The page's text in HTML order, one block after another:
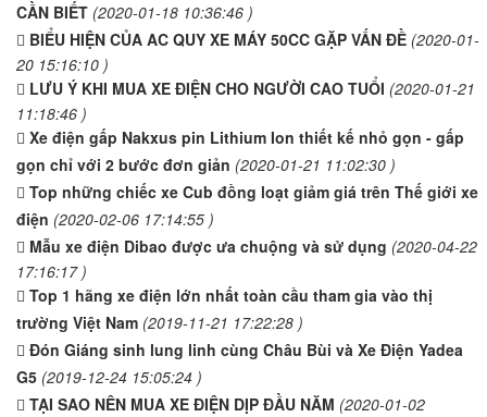
CẦN BIẾT (2020-01-18 10:36:46 )
BIỂU HIỆN CỦA AC QUY XE MÁY 50CC GẶP VẤN ĐỀ (2020-01-
20 15:16:10 )
LƯU Ý KHI MUA XE ĐIỆN CHO NGƯỜI CAO TUỔI (2020-01-21
11:18:46 )
Xe điện gấp Nakxus pin Lithium Ion thiết kế nhỏ gọn - gấp
gọn chỉ với 2 bước đơn giản (2020-01-21 11:02:30 )
Top những chiếc xe Cub đồng loạt giảm giá trên Thế giới xe
điện (2020-02-06 17:14:55 )
Mẫu xe điện Dibao được ưa chuộng và sử dụng (2020-04-22
17:16:17 )
Top 1 hãng xe điện lớn nhất toàn cầu tham gia vào thị
trường Việt Nam (2019-11-21 17:22:28 )
Đón Giáng sinh lung linh cùng Châu Bùi và Xe Điện Yadea
G5 (2019-12-24 15:05:24 )
TẠI SAO NÊN MUA XE ĐIỆN DỊP ĐẦU NĂM (2020-01-02